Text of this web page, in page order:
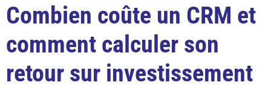
Combien coûte un CRM et
comment calculer son
retour sur investissement